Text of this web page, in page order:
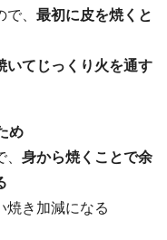
、 最初に皮を焼くと
いてじっくり火を通す
め
身から焼くことで余
き加減になる